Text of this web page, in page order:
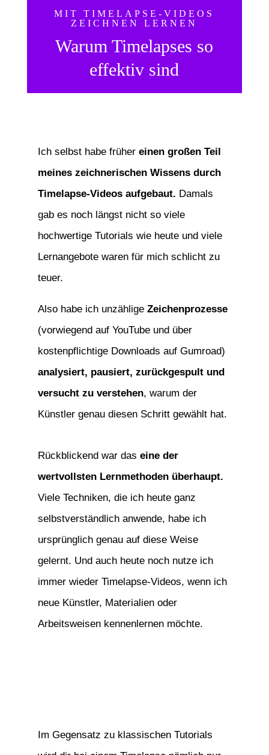
MIT TIMELAPSE-VIDEOS
ZEICHNEN LERNEN
Warum Timelapses so
effektiv sind
Ich selbst habe frühereinen großen Teil
meines zeichnerischen Wissens durch
Timelapse-Videos aufgebaut. Damals
gab es noch längst nicht so viele
hochwertige Tutorials wie heute und viele
Lernangebote waren für mich schlicht zu
teuer.
Also habe ich unzählige Zeichenprozesse
(vorwiegend auf YouTube und über
kostenpflichtige Downloads auf Gumroad)
analysiert, pausiert, zurückgespult und
versucht zu verstehen, warum der
Künstler genau diesen Schritt gewählt hat.
Rückblickend war das eine der
wertvollsten Lernmethoden überhaupt.
Viele Techniken, die ich heute ganz
selbstverständlich anwende, habe ich
ursprünglich genau auf diese Weise
gelernt. Und auch heute noch nutze ich
immer wieder Timelapse-Videos, wenn ich
neue Künstler, Materialien oder
Arbeitsweisen kennenlernen möchte.
Im Gegensatz zu klassischen Tutorials